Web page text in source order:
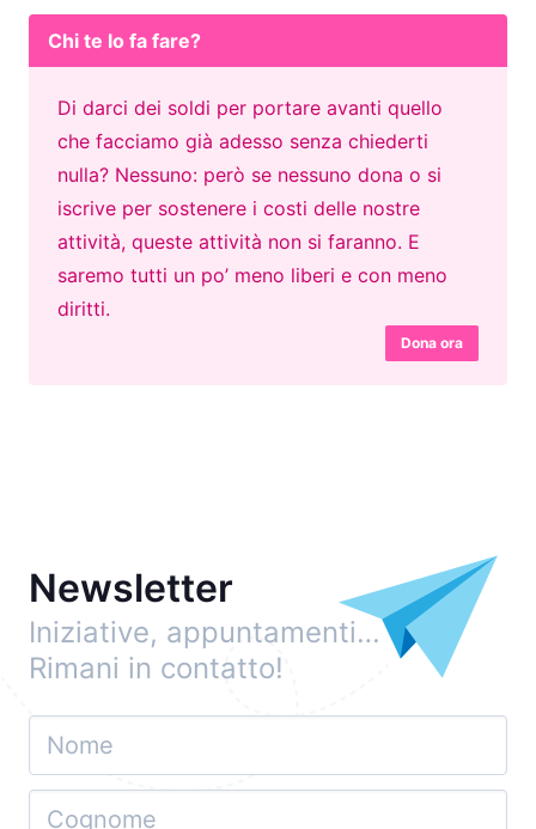
Chi te lo fa fare?
Di darci dei soldi per portare avanti quello
che facciamo già adesso senza chiederti
nulla? Nessuno: però se nessuno dona o si
iscrive per sostenere i costi delle nostre
attività, queste attività non si faranno. E
saremo tutti un po’ meno liberi e con meno
diritti.
Dona ora
Newsletter
Iniziative, appuntamenti…
Rimani in contatto!